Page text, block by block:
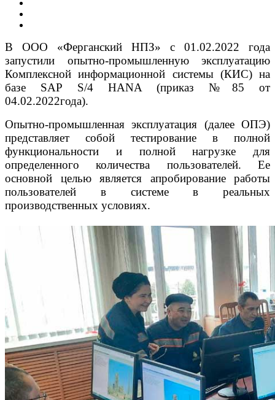
В ООО «Ферганский НПЗ» с 01.02.2022 года
запустили опытно-промышленную эксплуатацию
Комплексной информационной системы (КИС) на
базе SAP S/4 HANA (приказ №85 от
04.02.2022года).
Опытно-промышленная эксплуатация (далее ОПЭ)
представляет собой тестирование в полной
функциональности и полной нагрузке для
определенного количества пользователей. Ее
основной целью является апробирование работы
пользователей в системе в реальных
производственных условиях.